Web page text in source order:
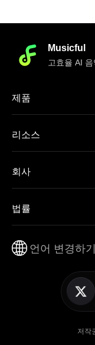
Musicful
고효율 AI
제품
리소스
회사
법률
언어 변경하기
저작